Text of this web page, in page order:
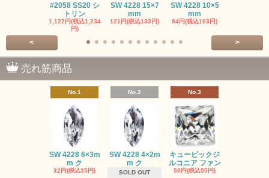
#2058 SS20 シ
トリン
1,122円(税込1,234
円)
SW 4228 15×7
mm
121円(税込133円)
SW 4228 10×5
mm
94円(税込103円)
< >
売れ筋商品
No.1
SW 4228 6×3m
m ク
32円(税込35円)
No.2
SW 4228 4×2m
m ク
SOLD OUT
No.3
キュービックジ
ルコニア ファン
50円(税込55円)